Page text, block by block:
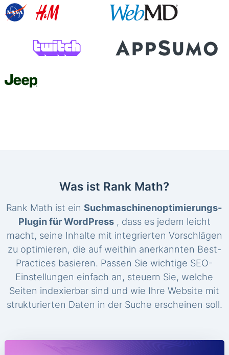
Was ist Rank Math?
Rank Math ist einSuchmaschinenoptimierungs-
Plugin für WordPress, dass es jedem leicht
macht, seine Inhalte mit integrierten Vorschlägen
zu optimieren, die auf weithin anerkannten Best-
Practices basieren. Passen Sie wichtige SEO-
Einstellungen einfach an, steuern Sie, welche
Seiten indexierbar sind und wie Ihre Website mit
strukturierten Daten in der Suche erscheinen soll.